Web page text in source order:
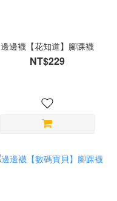
邊邊襪【花知道】腳踝襪
NT$229